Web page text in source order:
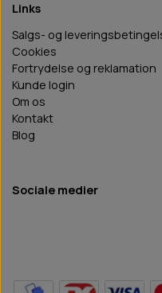
Links
Salgs- og
Cookies
Fortrydelse og reklamation
Kunde login
Om os
Kontakt
Blog
Sociale medier